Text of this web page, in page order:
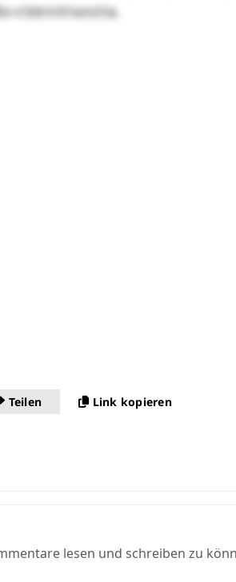
ctmvrruor.ta.
Teilen Link kopieren
lesen und schreiben zu